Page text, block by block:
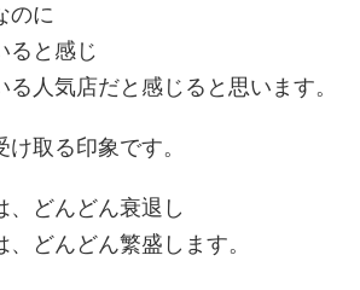
のに
ると感じ
る人気店だと感じると思います。
取る印象です。
、どんどん衰退し
どんどん繁盛します。